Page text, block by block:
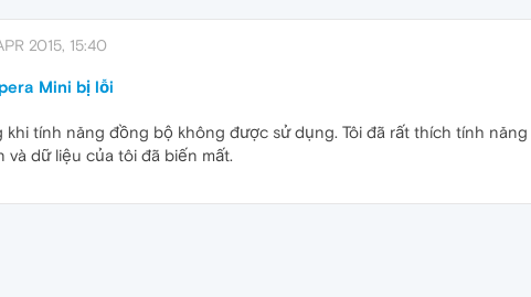
2015, 15:40
Mini bị lỗi
khi tính năng đồng bộ không được sử dụng. Tôi đã rất thích tính
dữ liệu của tôi đã biến mất.